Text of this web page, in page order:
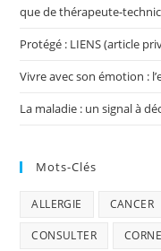
que de thérapeute-
Protégé : LIENS (article
Vivre avec son émotion :
La maladie : un signal à
Mots-Clés
ALLERGIE CANCER
CONSULTER